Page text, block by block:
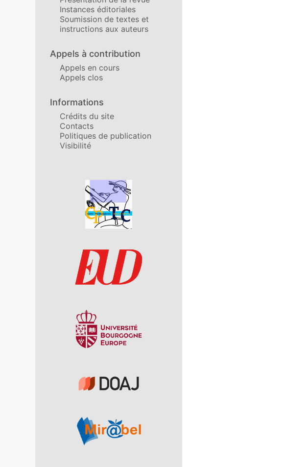
Instances éditoriales
Soumission de textes et
instructions aux auteurs
Appels à contribution
Appels en cours
Appels clos
Informations
Crédits du site
Contacts
Politiques de publication
Visibilité
Affiliations/partenaires